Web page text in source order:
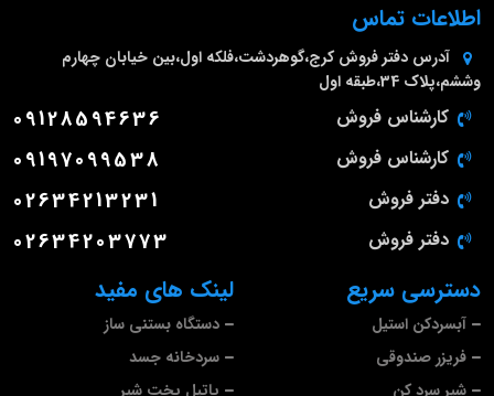
لینک های مفید
دستگاه بستنی ساز
سردخانه جسد
پاتیل پخت شیر
دسترسی سریع
آبسردکن استیل
فریزر صندوقی
شیر سرد کن
اطلاعات تماس
آدرس دفتر فروش کرج،گوهردشت،فلکه اول،بین خیابان چهارم
وششم،پلاک 34،طبقه اول
کارشناس فروش 09128594636
کارشناس فروش 09197099538
دفتر فروش 02634213231
دفتر فروش 02634203773